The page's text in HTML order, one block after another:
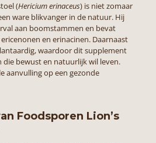
(Hericium erinaceus) is niet zomaar
ware blikvanger in de natuur. Hij
aan boomstammen en bevat
en erinacinen. Daarnaast
waardoor dit supplement
die bewust en natuurlijk wil leven.
aanvulling op een gezonde
Foodsporen Lion’s